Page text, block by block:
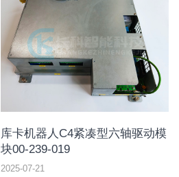
库卡机器人C4紧凑型六轴驱动模
块00-239-019
2025-07-21